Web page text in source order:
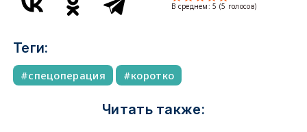
В среднем:5 (5 голосов)
Теги:
спецоперация коротко
Читать также: